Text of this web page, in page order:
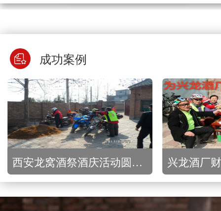
成功案例
西安龙窝酒祭酒庆活动圆满举行 兴龙酒厂